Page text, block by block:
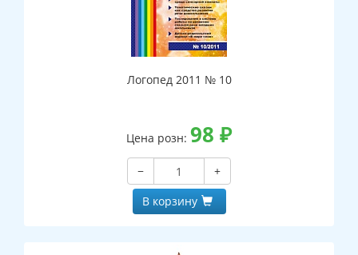
Логопед 2011 № 10
Цена розн: 98 ₽
−
+
В корзину